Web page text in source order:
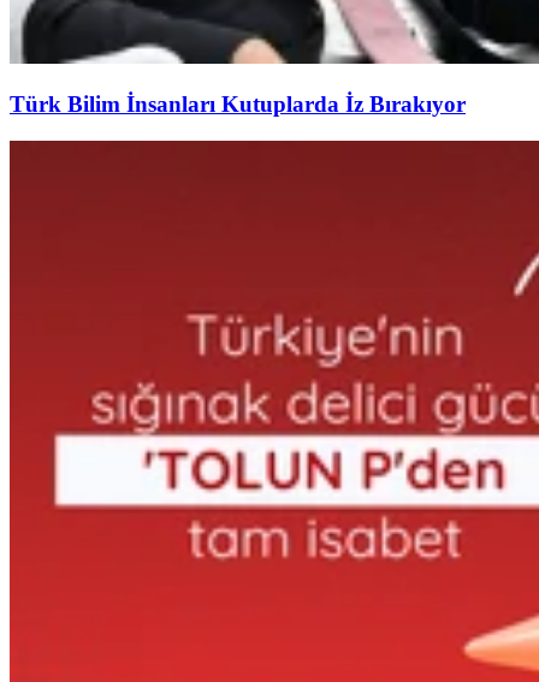
Türk Bilim İnsanları Kutuplarda İz Bırakıyor